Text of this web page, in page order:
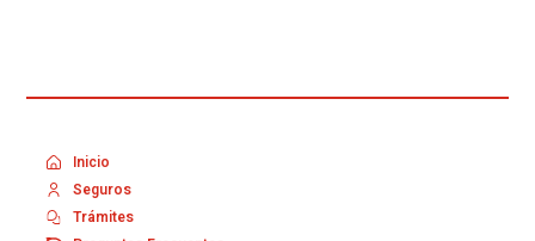
Inicio
Seguros
Trámites